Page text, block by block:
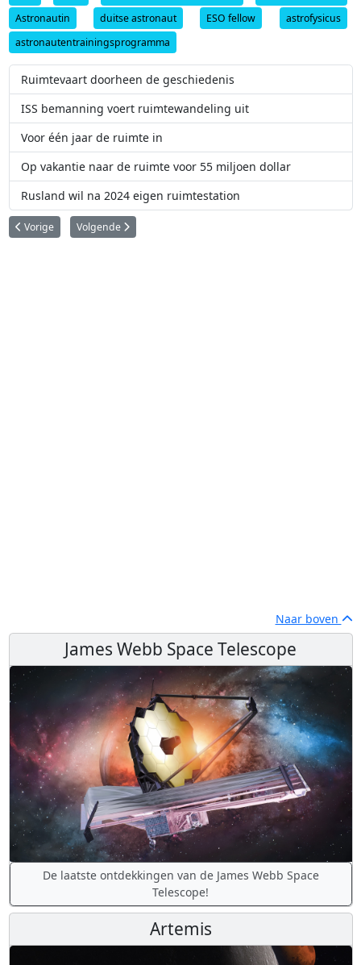
Astronautin
duitse astronaut ESO fellow
astrofysicus
astronautentrainingsprogramma
Ruimtevaart doorheen de geschiedenis
ISS bemanning voert ruimtewandeling uit
Voor één jaar de ruimte in
Op vakantie naar de ruimte voor 55 miljoen dollar
Rusland wil na 2024 eigen ruimtestation
Vorig artikel: ALMA brengt het inwendige web van een stellaire
Vorige Volgende artikel: ESO's VLT werkt voor het eerst als grote
Volgende
Naar boven
James Webb Space Telescope
De laatste ontdekkingen van de James Webb Space
Telescope!
Artemis